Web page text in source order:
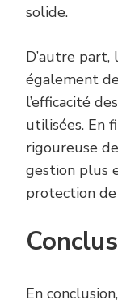
solide.
D’autre
également
l’efficacité
utilisées. En
rigoureuse
gestion plus
protection
En